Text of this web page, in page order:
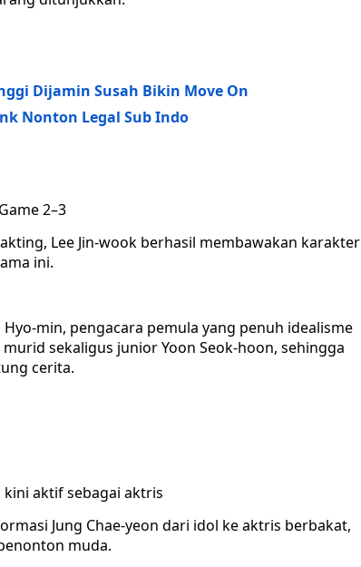
Dijamin Susah Bikin Move On
Nonton Legal Sub Indo
2–3
Lee Jin-wook berhasil membawakan karakter
ini.
min, pengacara pemula yang penuh idealisme
sekaligus junior Yoon Seok-hoon, sehingga
cerita.
aktif sebagai aktris
Jung Chae-yeon dari idol ke aktris berbakat,
muda.